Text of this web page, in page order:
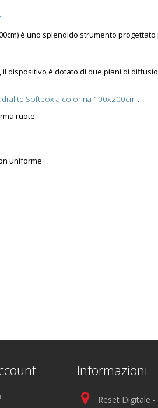
è uno splendido strumento
dispositivo è dotato di due piani di
Softbox a colonna 100x200cm :
ruote
uniforme
Informazioni
Reset Digitale